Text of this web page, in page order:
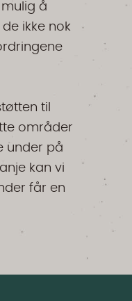
å
ikke nok
til
områder
under på
kan vi
får en